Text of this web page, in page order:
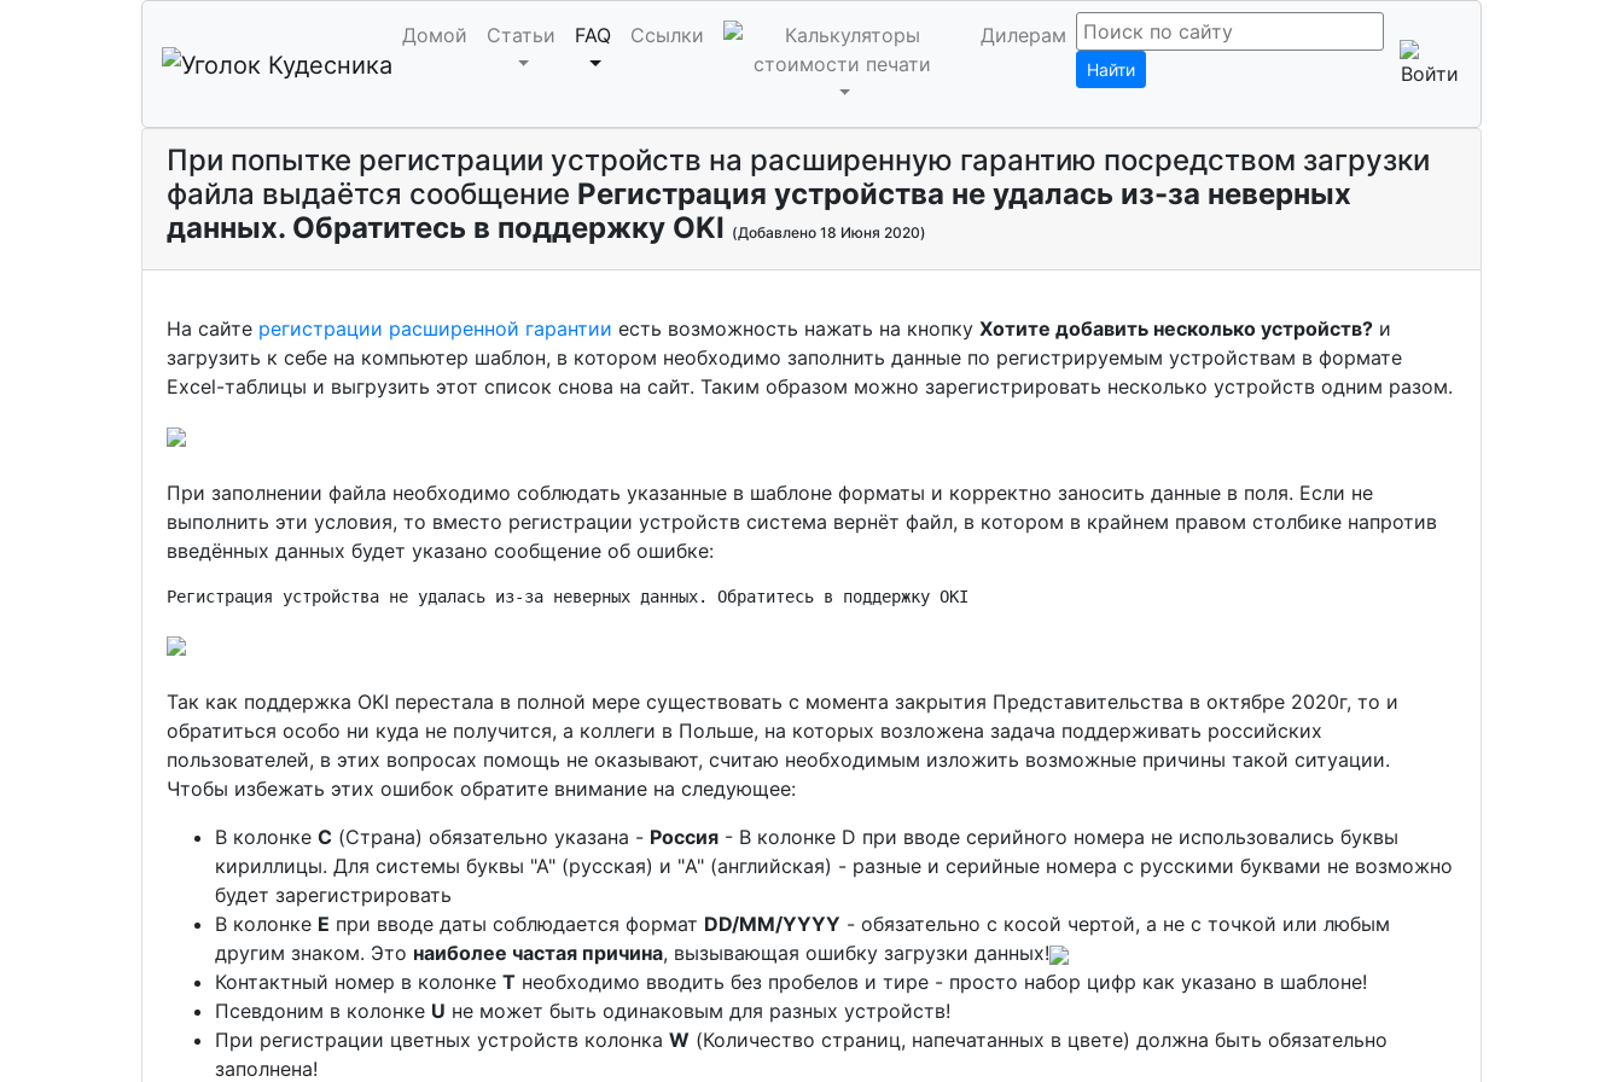
Домой Статьи FAQ Ссылки Дилерам
Найти
При попытке регистрации устройств на расширенную гарантию посредством загрузки
файла выдаётся сообщение Регистрация устройства не удалась из-за неверных
данных. Обратитесь в поддержку OKI (Добавлено 18 Июня 2020)
На сайте регистрации расширенной гарантии есть возможность нажать на кнопку Хотите добавить несколько устройств? и
загрузить к себе на компьютер шаблон, в котором необходимо заполнить данные по регистрируемым устройствам в формате
Excel-таблицы и выгрузить этот список снова на сайт. Таким образом можно зарегистрировать несколько устройств одним разом.
При заполнении файла необходимо соблюдать указанные в шаблоне форматы и корректно заносить данные в поля. Если не
выполнить эти условия, то вместо регистрации устройств система вернёт файл, в котором в крайнем правом столбике напротив
введённых данных будет указано сообщение об ошибке:
Регистрация устройства не удалась из-за неверных данных. Обратитесь в поддержку OKI
Так как поддержка OKI перестала в полной мере существовать с момента закрытия Представительства в октябре 2020г, то и
обратиться особо ни куда не получится, а коллеги в Польше, на которых возложена задача поддерживать российских
пользователей, в этих вопросах помощь не оказывают, считаю необходимым изложить возможные причины такой ситуации.
Чтобы избежать этих ошибок обратите внимание на следующее:
В колонке C (Страна) обязательно указана - Россия - В колонке D при вводе серийного номера не использовались буквы
кириллицы. Для системы буквы "А" (русская) и "A" (английская) - разные и серийные номера с русскими буквами не возможно
будет зарегистрировать
В колонке E при вводе даты соблюдается формат DD/MM/YYYY - обязательно с косой чертой, а не с точкой или любым
другим знаком. Это наиболее частая причина, вызывающая ошибку загрузки данных!
Контактный номер в колонке T необходимо вводить без пробелов и тире - просто набор цифр как указано в шаблоне!
Псевдоним в колонке U не может быть одинаковым для разных устройств!
При регистрации цветных устройств колонка W (Количество страниц, напечатанных в цвете) должна быть обязательно
заполнена!